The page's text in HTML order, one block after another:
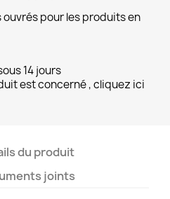
ouvrés pour les produits en
14 jours
est concerné , cliquez ici
du produit
joints